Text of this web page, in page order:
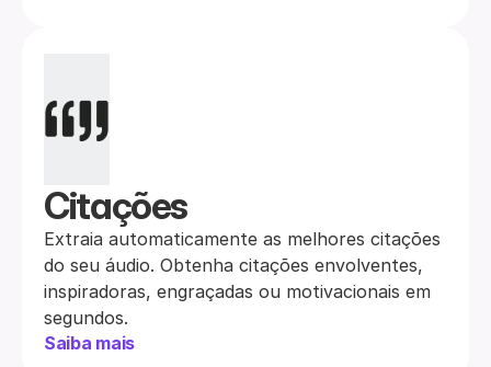
Citações
Extraia automaticamente as melhores citações
do seu áudio. Obtenha citações envolventes,
inspiradoras, engraçadas ou motivacionais em
segundos.
Saiba mais